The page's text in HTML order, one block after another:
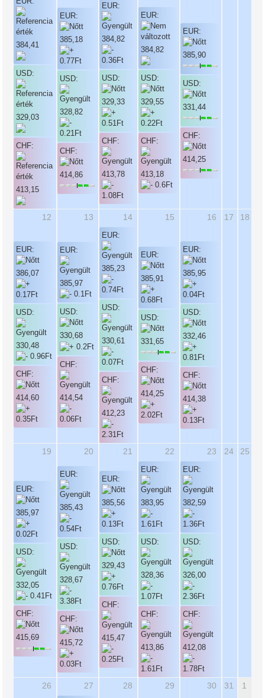
384,41
USD:
329,03
CHF:
413,15
EUR:
385,18
USD:
328,82
CHF:
414,86
EUR:
384,82
USD:
329,33
CHF:
413,78
EUR:
384,82
USD:
329,55
CHF:
413,18
EUR:
385,90
USD:
331,44
CHF:
414,25
12
EUR:
386,07
USD:
330,48
CHF:
414,60
13
EUR:
385,97
USD:
330,68
CHF:
414,54
14
EUR:
385,23
USD:
330,61
CHF:
412,23
15
EUR:
385,91
USD:
331,65
CHF:
414,25
16
EUR:
385,95
USD:
332,46
CHF:
414,38
17 18
19
EUR:
385,97
USD:
332,05
CHF:
415,69
20
EUR:
385,43
USD:
328,67
CHF:
415,72
21
EUR:
385,56
USD:
329,43
CHF:
415,47
22
EUR:
383,95
USD:
328,36
CHF:
413,86
23
EUR:
382,59
USD:
326,00
CHF:
412,08
24 25
26 27 28 29 30 31 1